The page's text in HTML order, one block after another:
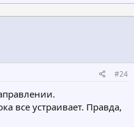
#24
все устраивает. Правда,